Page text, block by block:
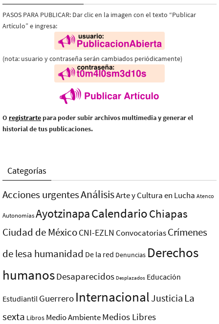
PASOS PARA PUBLICAR: Dar clic en la imagen con el texto “Publicar
Artículo” e ingresa:
(nota: usuario y contraseña serán cambiados periódicamente)
O registrarte para poder subir archivos multimedia y generar el
historial de tus publicaciones.
Categorías
Acciones urgentesAnálisisArte y Cultura en Lucha Atenco
AutonomíasAyotzinapaCalendarioChiapas
Ciudad de MéxicoCNI-EZLN ConvocatoriasCrímenes
de lesa humanidad De la red Denuncias Derechos
humanosDesaparecidos Desplazados Educación
Estudiantil Guerrero InternacionalJusticia La
sexta Libros Medio AmbienteMedios Libres